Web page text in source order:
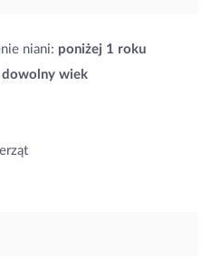
niani: poniżej 1 roku
dowolny wiek